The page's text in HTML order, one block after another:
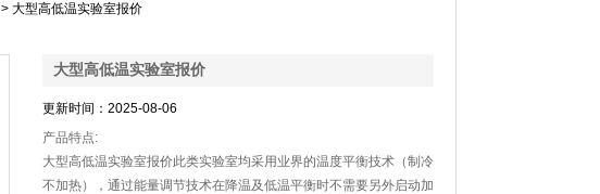
> 大型高低温实验室报价
大型高低温实验室报价
更新时间：2025-08-06
产品特点:
大型高低温实验室报价此类实验室均采用业界的温度平衡技术（制冷
不加热），通过能量调节技术在降温及低温平衡时不需要另外启动加